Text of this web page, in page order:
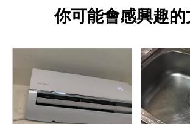
你可能會感興趣的